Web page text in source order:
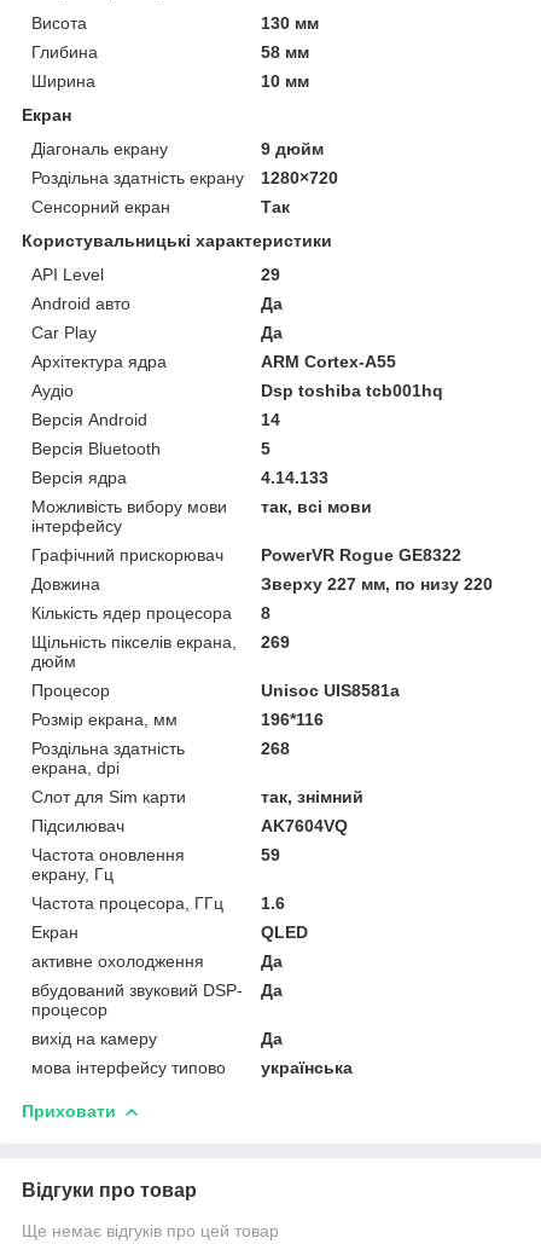
Висота
130 мм
Глибина
58 мм
Ширина
10 мм
Екран
Діагональ екрану
9 дюйм
Роздільна здатність екрану
1280×720
Сенсорний екран
Так
Користувальницькі характеристики
API Level
29
Android авто
Да
Car Play
Да
Архітектура ядра
ARM Cortex-A55
Аудіо
Dsp toshiba tcb001hq
Версія Android
14
Версія Bluetooth
5
Версія ядра
4.14.133
Можливість вибору мови
інтерфейсу
так, всі мови
Графічний прискорювач
PowerVR Rogue GE8322
Довжина
Зверху 227 мм, по низу 220
Кількість ядер процесора
8
Щільність пікселів екрана,
дюйм
269
Процесор
Unisoc UIS8581a
Розмір екрана, мм
196*116
Роздільна здатність
екрана, dpi
268
Слот для Sim карти
так, знімний
Підсилювач
AK7604VQ
Частота оновлення
екрану, Гц
59
Частота процесора, ГГц
1.6
Екран
QLED
активне охолодження
Да
вбудований звуковий DSP-
процесор
Да
вихід на камеру
Да
мова інтерфейсу типово
українська
Приховати
Відгуки про товар
Ще немає відгуків про цей товар